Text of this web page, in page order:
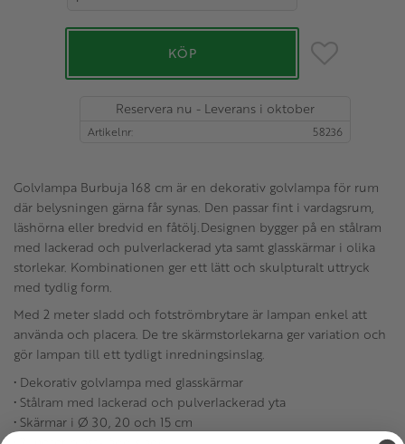
KÖP Lägg till i
Reservera nu - Leverans i oktober
Artikelnr 58236
Golvlampa Burbuja 168 cm är en dekorativ golvlampa för rum
där belysningen gärna får synas. Den passar fint i vardagsrum,
läshörna eller bredvid en fåtölj.Designen bygger på en stålram
med lackerad och pulverlackerad yta samt glasskärmar i olika
storlekar. Kombinationen ger ett lätt och skulpturalt uttryck
med tydlig form.
Med 2 meter sladd och fotströmbrytare är lampan enkel att
använda och placera. De tre skärmstorlekarna ger variation och
gör lampan till ett tydligt inredningsinslag.
• Dekorativ golvlampa med glasskärmar
• Stålram med lackerad och pulverlackerad yta
• Skärmar i Ø 30, 20 och 15 cm